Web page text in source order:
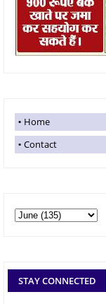
Home
Contact
STAY CONNECTED